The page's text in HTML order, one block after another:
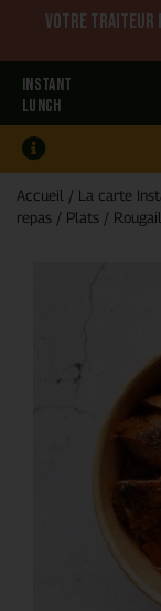
Votre traiteur
INSTANT
LUNCH
Accueil / La carte
repas / Plats /